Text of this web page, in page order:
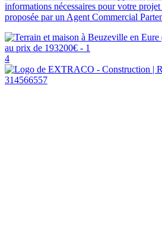
informations nécessaires pour votre
proposée par un Agent Commercial
4